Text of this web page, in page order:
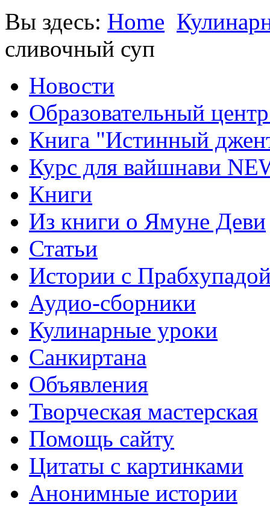
Вы здесь: Home
сливочный суп
Новости
Образовательный
Книга "Истинный
Курс для вайшнави
Книги
Из книги о Ямуне Деви
Статьи
Истории с
Аудио-сборники
Кулинарные уроки
Санкиртана
Объявления
Творческая мастерская
Помощь сайту
Цитаты с картинками
Анонимные истории